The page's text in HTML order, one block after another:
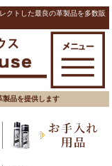
クトした最良の革製品を多数販
製品を提供します